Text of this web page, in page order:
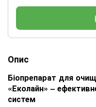
Опис
Біопрепарат для
«Еколайн» –
систем